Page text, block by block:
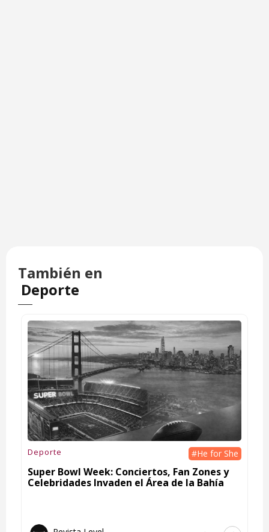
También en
Deporte
Deporte #He for She
Super Bowl Week: Conciertos, Fan Zones y
Celebridades Invaden el Área de la Bahía